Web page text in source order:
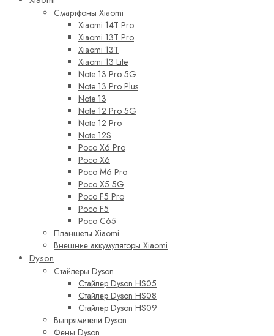
Смартфоны Xiaomi
Xiaomi 14T Pro
Xiaomi 13T Pro
Xiaomi 13T
Xiaomi 13 Lite
Note 13 Pro 5G
Note 13 Pro Plus
Note 13
Note 12 Pro 5G
Note 12 Pro
Note 12S
Poco X6 Pro
Poco X6
Poco M6 Pro
Poco X5 5G
Poco F5 Pro
Poco F5
Poco C65
Планшеты Xiaomi
Внешние аккумуляторы Xiaomi
Dyson
Стайлеры Dyson
Стайлер Dyson HS05
Стайлер Dyson HS08
Стайлер Dyson HS09
Выпрямители Dyson
Фены Dyson